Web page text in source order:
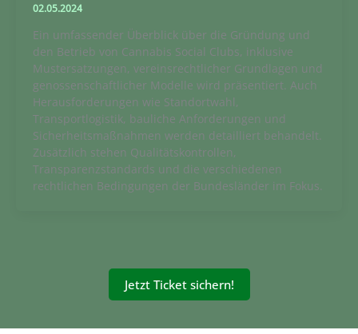
02.05.2024
Ein umfassender Überblick über die Gründung und
den Betrieb von Cannabis Social Clubs, inklusive
Mustersatzungen, vereinsrechtlicher Grundlagen und
genossenschaftlicher Modelle wird präsentiert. Auch
Herausforderungen wie Standortwahl,
Transportlogistik, bauliche Anforderungen und
Sicherheitsmaßnahmen werden detailliert behandelt.
Zusätzlich stehen Qualitätskontrollen,
Transparenzstandards und die verschiedenen
rechtlichen Bedingungen der Bundesländer im Fokus.
Jetzt Ticket sichern!